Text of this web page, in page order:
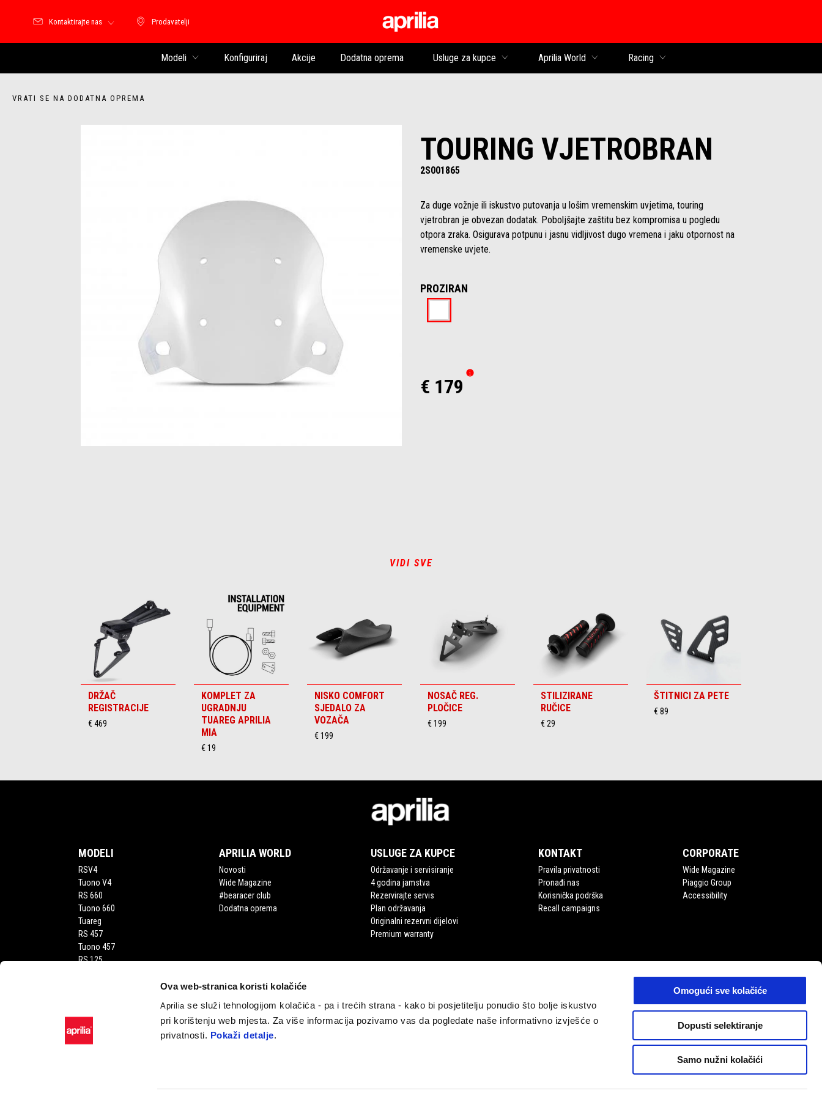
Ova web-stranica koristi kolačiće
Apriliase služi tehnologijom kolačića - pa i trećih strana - kako bi posjetitelju ponudio što bolje iskustvo
pri korištenju web mjesta. Za više informacija pozivamo vas da pogledate naše informativno izvješće o
privatnosti. Pokaži detalje.
Omogući sve kolačiće
Dopusti selektiranje
Samo nužni kolačići
Prodavatelji
Prodavatelji
Kontaktirajte nas
Modeli Konfiguriraj Akcije Dodatna oprema Usluge za kupce Aprilia World Racing
VRATI SE NA DODATNA OPREMA
TOURING VJETROBRAN
2S001865
Za duge vožnje ili iskustvo putovanja u lošim vremenskim uvjetima, touring
vjetrobran je obvezan dodatak. Poboljšajte zaštitu bez kompromisa u pogledu
otpora zraka. Osigurava potpunu i jasnu vidljivost dugo vremena i jaku otpornost na
vremenske uvjete.
PROZIRAN
€ 179
VIDI SVE
DRŽAČ
REGISTRACIJE
€ 469
KOMPLET ZA
UGRADNJU
TUAREG APRILIA
MIA
€ 19
NISKO COMFORT
SJEDALO ZA
VOZAČA
€ 199
NOSAČ REG.
PLOČICE
€ 199
STILIZIRANE
RUČICE
€ 29
ŠTITNICI ZA PETE
€ 89
MODELI
RSV4
Tuono V4
RS 660
Tuono 660
Tuareg
RS 457
Tuono 457
RS 125
SR GT
SXR
APRILIA WORLD
Novosti
Wide Magazine
#bearacer club
Dodatna oprema
USLUGE ZA KUPCE
Održavanje i servisiranje
4 godina jamstva
Rezervirajte servis
Plan održavanja
Originalni rezervni dijelovi
Premium warranty
KONTAKT
Pravila privatnosti
Pronađi nas
Korisnička podrška
Recall campaigns
CORPORATE
Wide Magazine
Piaggio Group
Accessibility